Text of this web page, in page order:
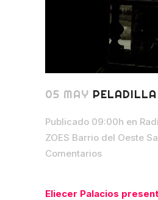
05 MAY PELADILLA
Publicado 09:00h en
ZOES Barrio del Oeste
Comentarios
Eliecer Palacios